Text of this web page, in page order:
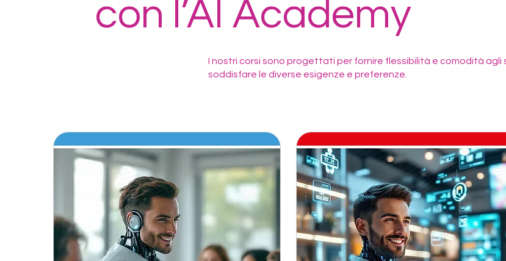
con l’AI Academy
I nostri corsi sono progettati per fornire flessibilità e comodità agli
soddisfare le diverse esigenze e preferenze.